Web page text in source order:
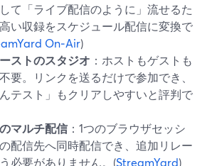
て「ライブ配信のように」流せるた
い収録をスケジュール配信に変換で
On‑Air)
ストのスタジオ ：ホストもゲストも
要。リンクを送るだけで参加でき、
んテスト」もクリアしやすいと評判で
マルチ配信 ：1つのブラウザセッシ
配信先へ同時配信でき、追加リレー
必要がありません。(StreamYard)